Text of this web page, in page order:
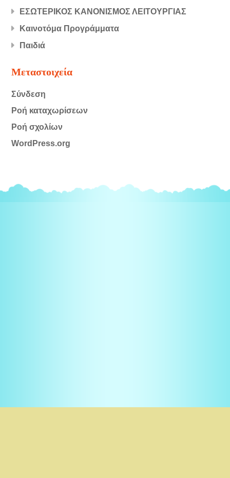
ΕΣΩΤΕΡΙΚΟΣ ΚΑΝΟΝΙΣΜΟΣ ΛΕΙΤΟΥΡΓΙΑΣ
Καινοτόμα Προγράμματα
Παιδιά
Μεταστοιχεία
Σύνδεση
Ροή καταχωρίσεων
Ροή σχολίων
WordPress.org